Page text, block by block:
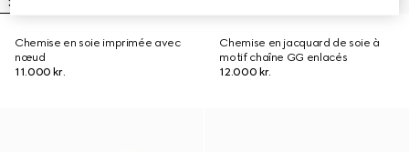
Chemise en soie imprimée avec
nœud
11.000 kr.
Chemise en jacquard de soie à
motif chaîne GG enlacés
12.000 kr.